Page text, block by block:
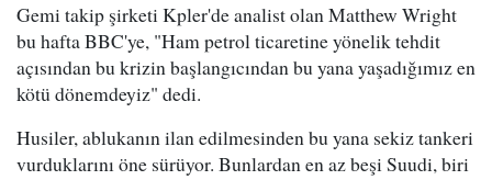
Gemi takip şirketi Kpler'de analist olan Matthew Wright
bu hafta BBC'ye, "Ham petrol ticaretine yönelik tehdit
açısından bu krizin başlangıcından bu yana yaşadığımız en
kötü dönemdeyiz" dedi.
Husiler, ablukanın ilan edilmesinden bu yana sekiz tankeri
vurduklarını öne sürüyor. Bunlardan en az beşi Suudi, biri